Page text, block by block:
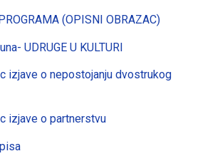
(OPISNI OBRAZAC)
UDRUGE U KULTURI
izjave o nepostojanju dvostrukog
izjave o partnerstvu